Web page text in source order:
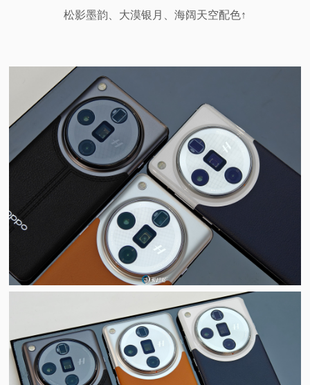
松影墨韵、大漠银月、海阔天空配色↑